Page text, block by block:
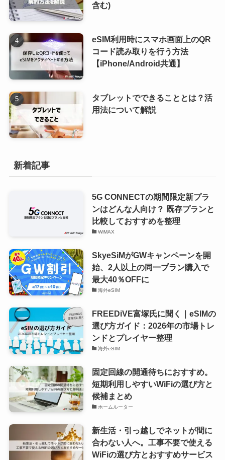
含む)
eSIM利用時にスマホ画面上のQR
コード読み取りを行う方法
【iPhone/Android共通】
タブレットでできることとは？活
用法について解説
新着記事
5G CONNECTの期間限定新プラ
ンはどんな人向け？ 既存プランと
比較しておすすめを整理
WiMAX
SkyeSiMがGWキャンペーンを開
始、2人以上の同一プラン購入で
最大40％OFFに
海外eSIM
FREEDiVE富塚氏に聞く｜eSIMの
選び方ガイド：2026年の市場トレ
ンドとプレイヤー整理
海外eSIM
固定回線の開通待ちにおすすめ。
短期利用しやすいWiFiの選び方と
候補まとめ
ホームルーター
新生活・引っ越しでネットが間に
合わない人へ。工事不要で使える
WiFiの選び方とおすすめサービス